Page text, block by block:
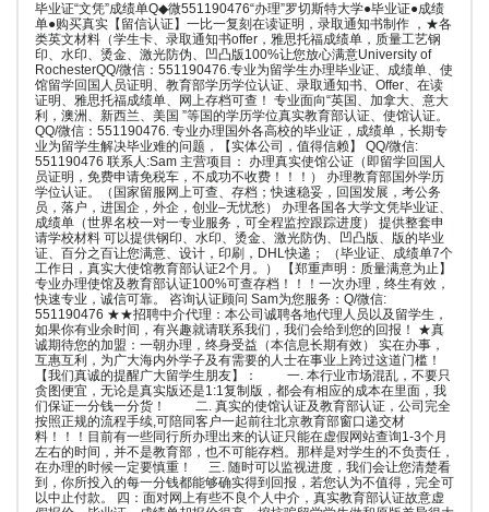
毕业证“文凭”成绩单Q◆微551190476“办理”罗切斯特大学●毕业证●成绩
单●购买真实【留信认证】一比一复刻在读证明，录取通知书制作 ，★各
类英文材料（学生卡、录取通知书offer，雅思托福成绩单，质量工艺钢
印、水印、烫金、激光防伪、凹凸版100%让您放心满意University of
RochesterQQ/微信：551190476.专业为留学生办理毕业证、成绩单、使
馆留学回国人员证明、教育部学历学位认证、录取通知书、Offer、在读
证明、雅思托福成绩单、网上存档可查！ 专业面向“英国、加拿大、意大
利，澳洲、新西兰、美国 ”等国的学历学位真实教育部认证、使馆认证。
QQ/微信：551190476. 专业办理国外各高校的毕业证，成绩单，长期专
业为留学生解决毕业难的问题，【实体公司，值得信赖】 QQ/微信:
551190476 联系人:Sam 主营项目： 办理真实使馆公证（即留学回国人
员证明，免费申请免税车，不成功不收费！！！） 办理教育部国外学历
学位认证。（国家留服网上可查、存档；快速稳妥，回国发展，考公务
员，落户，进国企，外企，创业–无忧愁） 办理各国各大学文凭毕业证、
成绩单（世界名校一对一专业服务，可全程监控跟踪进度） 提供整套申
请学校材料 可以提供钢印、水印、烫金、激光防伪、凹凸版、版的毕业
证、百分之百让您满意、设计，印刷，DHL快递； （毕业证、成绩单7个
工作日，真实大使馆教育部认证2个月。） 【郑重声明：质量满意为止】
专业办理使馆及教育部认证100%可查存档！！！一次办理，终生有效，
快速专业，诚信可靠。 咨询认证顾问 Sam为您服务：Q/微信:
551190476 ★★招聘中介代理：本公司诚聘各地代理人员以及留学生，
如果你有业余时间，有兴趣就请联系我们，我们会给到您的回报！ ★真
诚期待您的加盟：一朝办理，终身受益（本信息长期有效） 实在办事，
互惠互利，为广大海内外学子及有需要的人士在事业上跨过这道门槛！
【我们真诚的提醒广大留学生朋友】： 一. 本行业市场混乱，不要只
贪图便宜，无论是真实版还是1:1复制版，都会有相应的成本在里面，我
们保证一分钱一分货！ 二. 真实的使馆认证及教育部认证，公司完全
按照正规的流程手续,可陪同客户一起前往北京教育部窗口递交材
料！！！目前有一些同行所办理出来的认证只能在虚假网站查询1-3个月
左右的时间，并不是教育部，也不可能存档。那样是对学生的不负责任，
在办理的时候一定要慎重！ 三. 随时可以监视进度，我们会让您清楚看
到，你所投入的每一分钱都能够确实得到回报，若您认为不值得，完全可
以中止付款。 四：面对网上有些不良个人中介，真实教育部认证故意虚